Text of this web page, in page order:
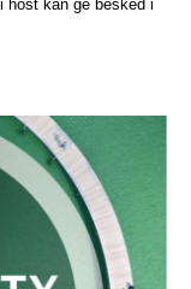
höst kan ge besked i